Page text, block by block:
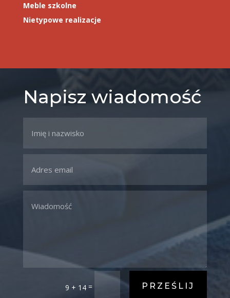
Meble szkolne
Nietypowe realizacje
Napisz wiadomość
9 + 14 = PRZEŚLIJ